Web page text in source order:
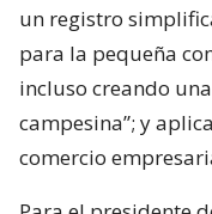
un registro
para la pequeña
incluso creando
campesina”; y
comercio